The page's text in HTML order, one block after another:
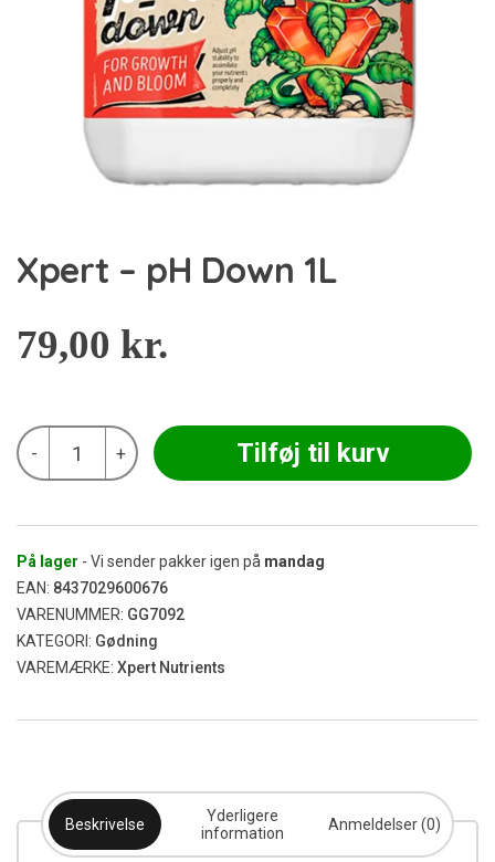
Xpert – pH Down 1L
79,00 kr.
-
Xpert
pH
+ Tilføj til kurv
På lager - Vi sender pakker igen på mandag
EAN: 8437029600676
VARENUMMER: GG7092
KATEGORI: Gødning
VAREMÆRKE: Xpert Nutrients
Beskrivelse
Yderligere
information
Anmeldelser (0)